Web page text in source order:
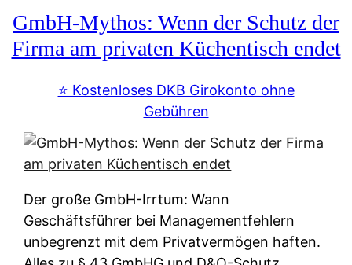
W
e
r
s
i
c
h
e
t
e
u
d
n
w
l
c
h
t
e
u
e
r
k
l
ä
u
GmbH-Mythos: Wenn der Schutz der
Firma am privaten Küchentisch endet
⭐️ Kostenloses DKB Girokonto ohne
Gebühren
Der große GmbH-Irrtum: Wann
Geschäftsführer bei Managementfehlern
unbegrenzt mit dem Privatvermögen haften.